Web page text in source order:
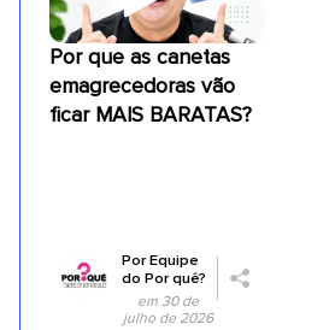
Por que as canetas
emagrecedoras vão
ficar MAIS BARATAS?
PorEquipe
do Por quê?
em 30 de
julho de 2026